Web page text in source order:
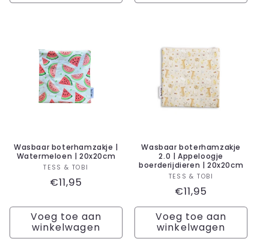
Wasbaar boterhamzakje |
Watermeloen | 20x20cm
Verkoper:
TESS & TOBI
Normale
€11,95
Voeg toe aan
winkelwagen
Wasbaar boterhamzakje
2.0 | Appeloogje
boerderijdieren | 20x20cm
Verkoper:
TESS & TOBI
Normale
prijs
€11,95
Voeg toe aan
winkelwagen